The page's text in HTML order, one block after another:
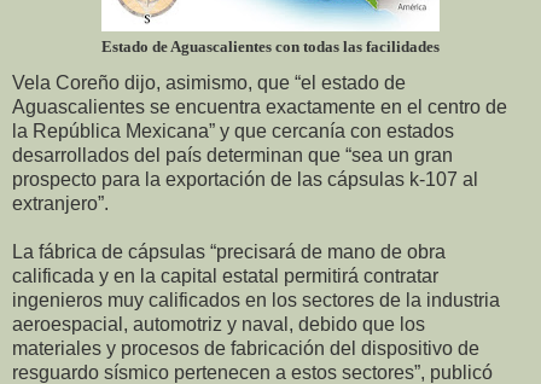
Estado de Aguascalientes con todas las facilidades
Vela Coreño dijo, asimismo, que “el estado de
Aguascalientes se encuentra exactamente en el centro de
la República Mexicana” y que cercanía con estados
desarrollados del país determinan que “sea un gran
prospecto para la exportación de las cápsulas k-107 al
extranjero”.
La fábrica de cápsulas “precisará de mano de obra
calificada y en la capital estatal permitirá contratar
ingenieros muy calificados en los sectores de la industria
aeroespacial, automotriz y naval, debido que los
materiales y procesos de fabricación del dispositivo de
resguardo sísmico pertenecen a estos sectores”, publicó